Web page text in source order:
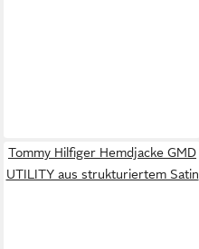
Tommy Hilfiger Hemdjacke GMD
UTILITY aus strukturiertem Satin